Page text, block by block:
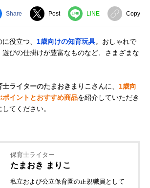
Share Post LINE Copy
役立つ、 1歳向けの知育玩具。おしゃれで
びの仕掛けが豊富なものなど、さまざまな
士ライターのたまおきまりこさんに、 1歳向
ポイントとおすすめ商品を紹介していただき
てください。
保育士ライター
たまおき まりこ
私立および公立保育園の正規職員として